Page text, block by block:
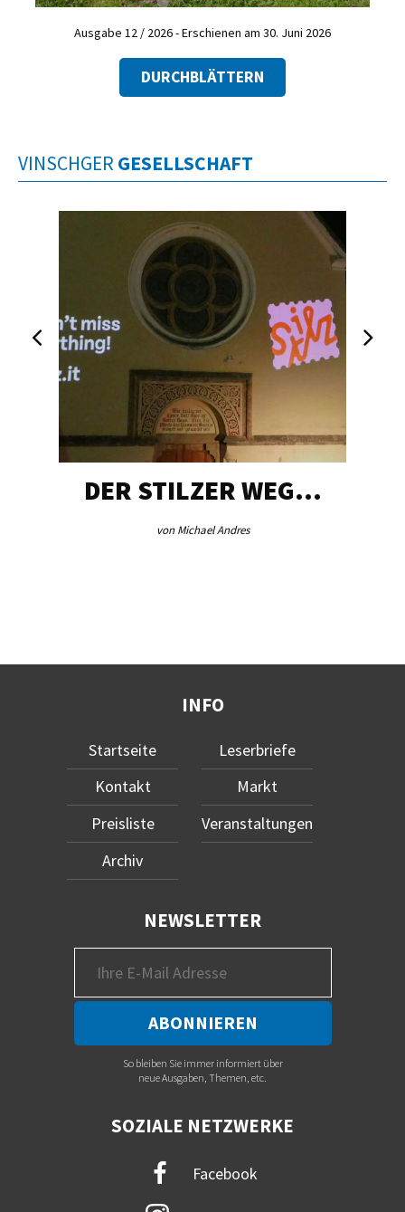
Ausgabe 12 / 2026 - Erschienen am 30. Juni 2026
DURCHBLÄTTERN
VINSCHGER GESELLSCHAFT
DER STILZER WEG…
von Michael Andres
INFO
Startseite
Kontakt
Preisliste
Archiv
Leserbriefe
Markt
Veranstaltungen
NEWSLETTER
So bleiben Sie immer informiert über
neue Ausgaben, Themen, etc.
SOZIALE NETZWERKE
Facebook